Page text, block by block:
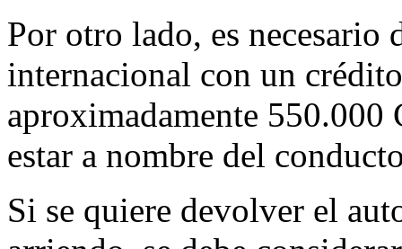
Por otro lado, es necesario
internacional con un
aproximadamente 550.000
estar a nombre del
Si se quiere devolver el